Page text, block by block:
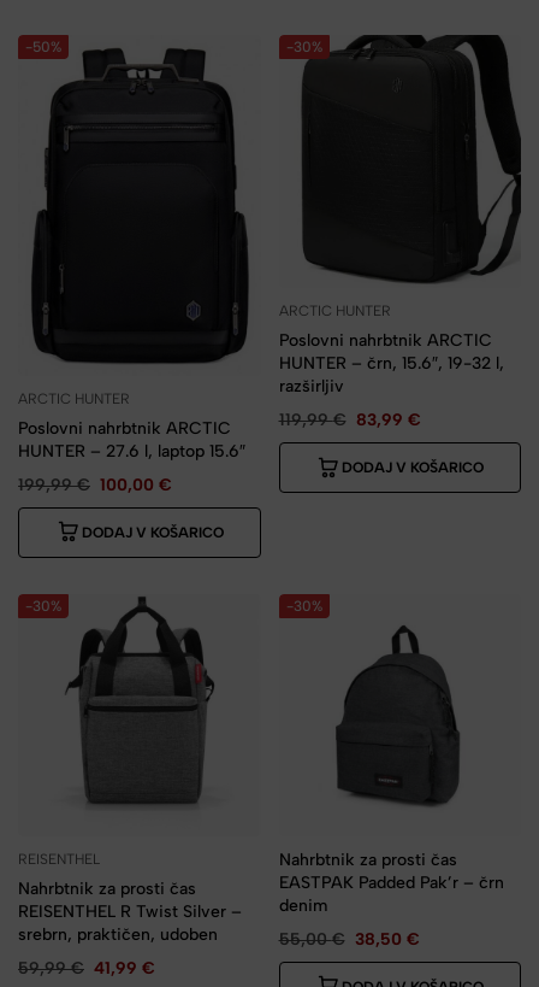
-50%
ARCTIC HUNTER
Poslovni nahrbtnik ARCTIC
HUNTER – 27.6 l, laptop 15.6″
199,99€ 100,00 €
DODAJ V KOŠARICO
-30%
ARCTIC HUNTER
Poslovni nahrbtnik ARCTIC
HUNTER – črn, 15.6″, 19-32 l,
razširljiv
119,99€ 83,99 €
DODAJ V KOŠARICO
-30%
REISENTHEL
Nahrbtnik za prosti čas
REISENTHEL R Twist Silver –
srebrn, praktičen, udoben
59,99€ 41,99 €
-30%
Nahrbtnik za prosti čas
EASTPAK Padded Pak’r – črn
denim
55,00€ 38,50 €